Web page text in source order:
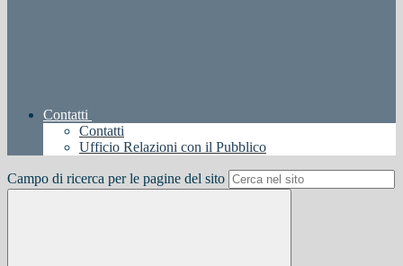
Contatti
Contatti
Ufficio Relazioni con il Pubblico
Campo di ricerca per le pagine del sito